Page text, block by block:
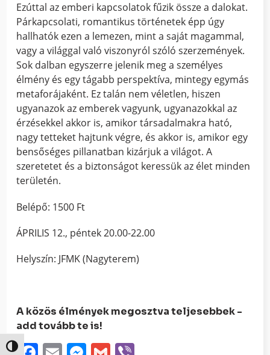
Nagy kontraszt váltása
Ezúttal az emberi kapcsolatok fűzik össze a dalokat.
Párkapcsolati, romantikus történetek épp úgy
hallhatók ezen a lemezen, mint a saját magammal,
vagy a világgal való viszonyról szóló szerzemények.
Sok dalban egyszerre jelenik meg a személyes
élmény és egy tágabb perspektíva, mintegy egymás
metaforájaként. Ez talán nem véletlen, hiszen
ugyanazok az emberek vagyunk, ugyanazokkal az
érzésekkel akkor is, amikor társadalmakra ható,
nagy tetteket hajtunk végre, és akkor is, amikor egy
bensőséges pillanatban kizárjuk a világot. A
szeretetet és a biztonságot keressük az élet minden
területén.
Belépő: 1500 Ft
ÁPRILIS 12., péntek 20.00-22.00
Helyszín: JFMK (Nagyterem)
A közös élmények megosztva teljesebbek -
add tovább te is!